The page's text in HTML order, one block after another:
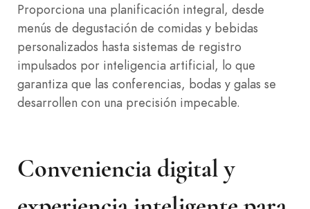
Proporciona una planificación integral, desde
menús de degustación de comidas y bebidas
personalizados hasta sistemas de registro
impulsados por inteligencia artificial, lo que
garantiza que las conferencias, bodas y galas se
desarrollen con una precisión impecable.
Conveniencia digital y